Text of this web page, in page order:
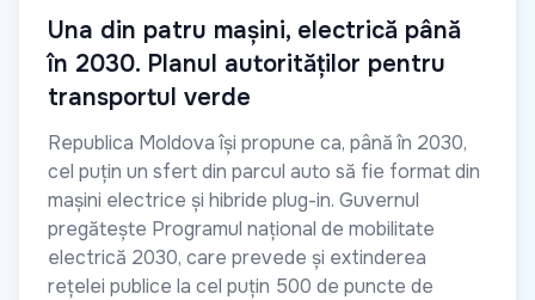
Una din patru mașini, electrică până
în 2030. Planul autorităților pentru
transportul verde
Republica Moldova își propune ca, până în 2030,
cel puțin un sfert din parcul auto să fie format din
mașini electrice și hibride plug-in. Guvernul
pregătește Programul național de mobilitate
electrică 2030, care prevede și extinderea
rețelei publice la cel puțin 500 de puncte de